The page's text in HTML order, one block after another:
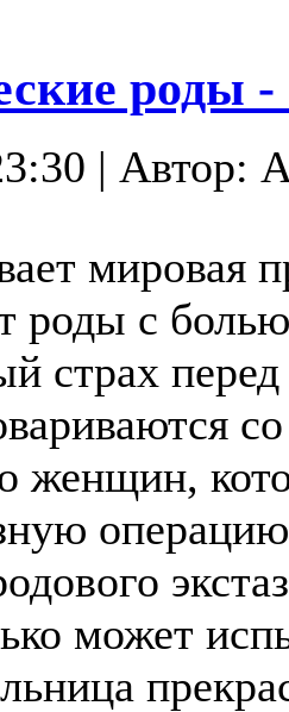
роды
| Автор:
мировая
роды с
страх
женщин,
может